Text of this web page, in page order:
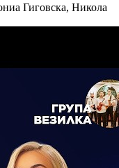
Гиговска, Никола